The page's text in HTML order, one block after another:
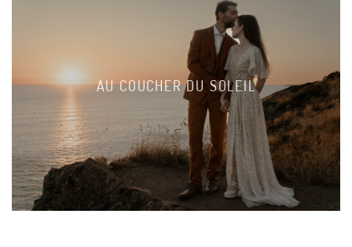
AU COUCHER DU SOLEIL